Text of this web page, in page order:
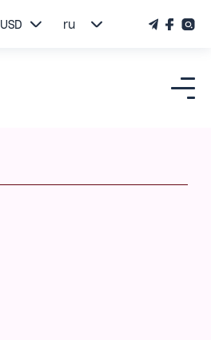
USD ru